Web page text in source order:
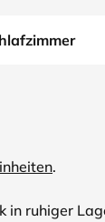
.
in ruhiger